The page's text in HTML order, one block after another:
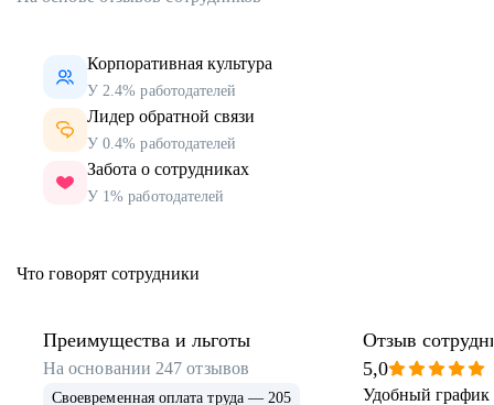
Корпоративная культура
У 2.4% работодателей
Лидер обратной связи
У 0.4% работодателей
Забота о сотрудниках
У 1% работодателей
Что говорят сотрудники
Преимущества и льготы
На основании 247 отзывов
Своевременная оплата труда — 205
Отзыв
5,0
Удобный график